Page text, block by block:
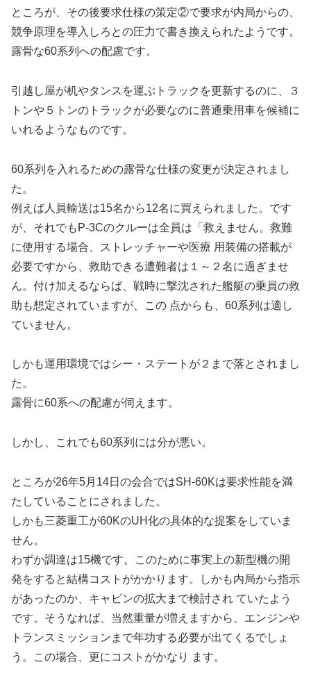
ところが、その後要求仕様の策定②で要求が内局からの、
競争原理を導入しろとの圧力で書き換えられたようです。
露骨な60系列への配慮です。
引越し屋が机やタンスを運ぶトラックを更新するのに、３
トンや５トンのトラックが必要なのに普通乗用車を候補に
いれるようなものです。
60系列を入れるための露骨な仕様の変更が決定されまし
た。
例えば人員輸送は15名から12名に買えられました。です
が、それでもP-3Cのクルーは全員は「救えません。救難
に使用する場合、ストレッチャーや医療 用装備の搭載が
必要ですから、救助できる遭難者は１～２名に過ぎませ
ん。付け加えるならば、戦時に撃沈された艦艇の乗員の救
助も想定されていますが、この 点からも、60系列は適し
ていません。
しかも運用環境ではシー・ステートが２まで落とされまし
た。
露骨に60系への配慮が伺えます。
しかし、これでも60系列には分が悪い。
ところが26年5月14日の会合ではSH-60Kは要求性能を満
たしていることにされました。
しかも三菱重工が60KのUH化の具体的な提案をしていま
せん。
わずか調達は15機です。このために事実上の新型機の開
発をすると結構コストがかかります。しかも内局から指示
があったのか、キャビンの拡大まで検討され ていたよう
です。そうなれば、当然重量が増えますから、エンジンや
トランスミッションまで年功する必要が出てくるでしょ
う。この場合、更にコストがかなり ます。